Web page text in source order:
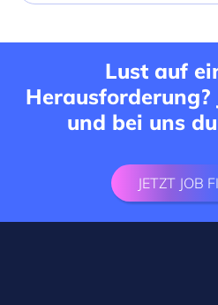
Lust auf
Herausforderung?
und bei uns
JETZT JOB